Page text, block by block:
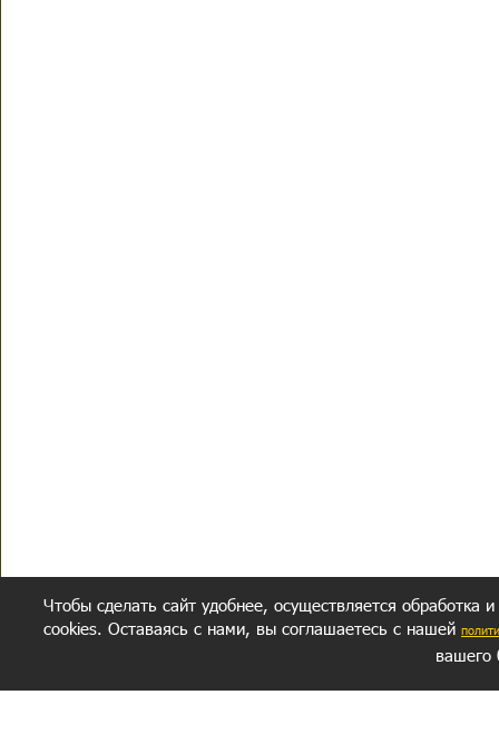
Чтобы сделать сайт удобнее, осуществляется обработка
cookies. Оставаясь с нами, вы соглашаетесь с нашей
вашего